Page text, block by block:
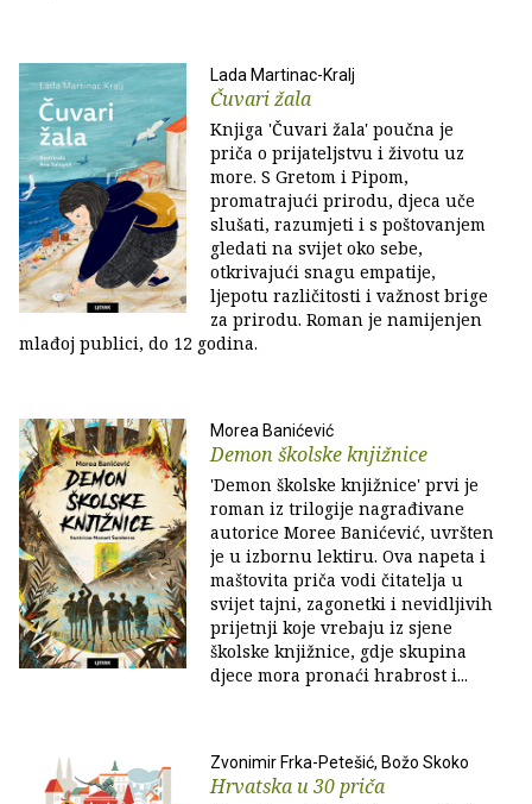
Lada Martinac-Kralj
Čuvari žala
Knjiga 'Čuvari žala' poučna je
priča o prijateljstvu i životu uz
more. S Gretom i Pipom,
promatrajući prirodu, djeca uče
slušati, razumjeti i s poštovanjem
gledati na svijet oko sebe,
otkrivajući snagu empatije,
ljepotu različitosti i važnost brige
za prirodu. Roman je namijenjen
mlađoj publici, do 12 godina.
Morea Banićević
Demon školske knjižnice
'Demon školske knjižnice' prvi je
roman iz trilogije nagrađivane
autorice Moree Banićević, uvršten
je u izbornu lektiru. Ova napeta i
maštovita priča vodi čitatelja u
svijet tajni, zagonetki i nevidljivih
prijetnji koje vrebaju iz sjene
školske knjižnice, gdje skupina
djece mora pronaći hrabrost i...
Zvonimir Frka-Petešić, Božo Skoko
Hrvatska u 30 priča